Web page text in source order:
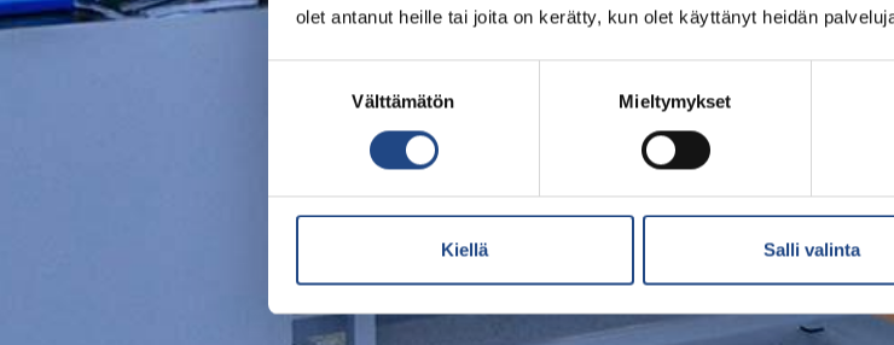
olet antanut heille tai joita on kerätty, kun olet käyttänyt heidän
Välttämätön Mieltymykset
Kiellä Salli valinta